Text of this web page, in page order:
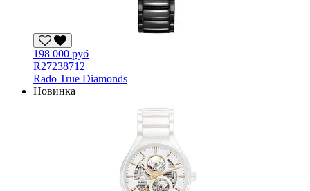
198 000 руб
R27238712
Rado True Diamonds
Новинка